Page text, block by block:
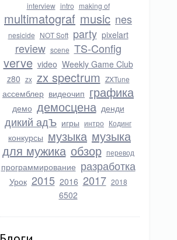
interview intro making of
multimatograf music nes
nesicide NOT Soft party pixelart
review scene TS-Config
verve video Weekly Game Club
z80 zx zx spectrum ZXTune
ассемблер видеочип графика
демо демосцена денди
дикий адЪ игры интро Кодинг
конкурсы музыка музыка
для мужика обзор перевод
программирование разработка
Урок 2015 2016 2017 2018
6502